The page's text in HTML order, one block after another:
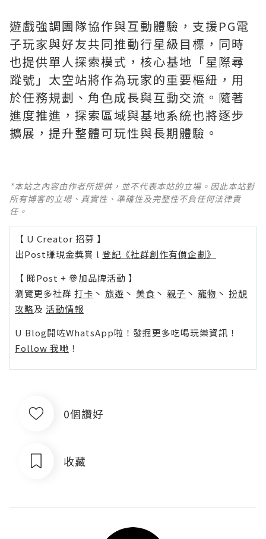
遊戲強調團隊協作與互動體驗，支援PG電
子玩家與好友共同推動行星級目標，同時
也提供單人探索模式，核心基地「星際尋
蹤號」太空站將作為玩家的重要樞紐，用
於任務規劃、角色成長與互動交流。隨著
進度推進，探索區域與基地系統也將逐步
擴展，提升整體可玩性與長期體驗。
*本站之內容由作者所提供，並不代表本站的立場。因此本站對
所有博客的立場、真實性、準確性及完整性不負任何法律責
任。
【 U Creator 招募 】
出Post賺現金獎賞 l 登記《社群創作有價企劃》
【 睇Post + 參加品牌活動 】
瀏覽更多社群 打卡 丶 旅遊 丶 美食 丶 親子 丶 寵物 丶 扮靚
攻略及 活動情報
U Blog開咗WhatsApp啦！發掘更多吃喝玩樂資訊！
Follow 我哋 ！
0個讚好
收藏